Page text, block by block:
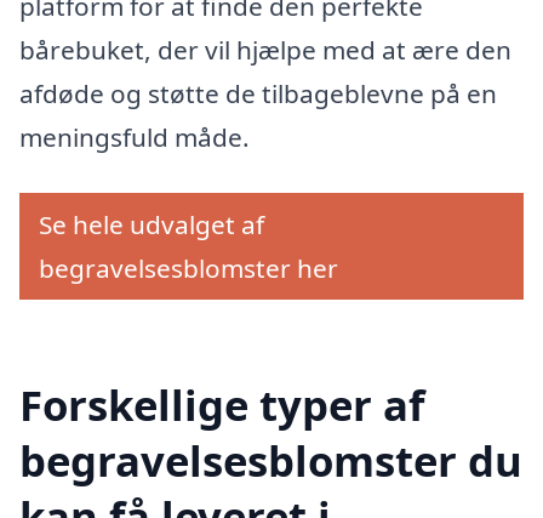
bårebuket, der vil hjælpe med at ære den
afdøde og støtte de tilbageblevne på en
meningsfuld måde.
Se hele udvalget af
begravelsesblomster her
Forskellige typer af
begravelsesblomster du